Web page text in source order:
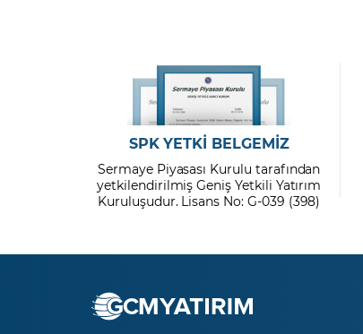
SPK YETKİ BELGEMİZ
Sermaye Piyasası Kurulu tarafından
yetkilendirilmiş Geniş Yetkili Yatırım
Kuruluşudur. Lisans No: G-039 (398)